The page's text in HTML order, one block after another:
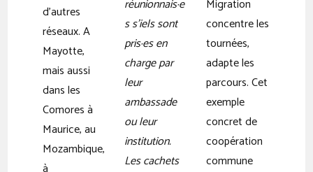
d’autres
réseaux. A
Mayotte,
mais aussi
dans les
Comores à
Maurice, au
Mozambique,
réunionnais·e
s s’iels sont
pris·es en
charge par
leur
ambassade
ou leur
institution.
Les cachets
Migration
concentre les
tournées,
adapte les
parcours. Cet
exemple
concret de
coopération
commune